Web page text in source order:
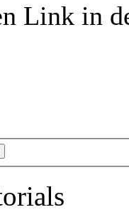
Link in